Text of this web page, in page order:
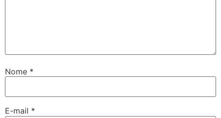
Nome *
E-mail *